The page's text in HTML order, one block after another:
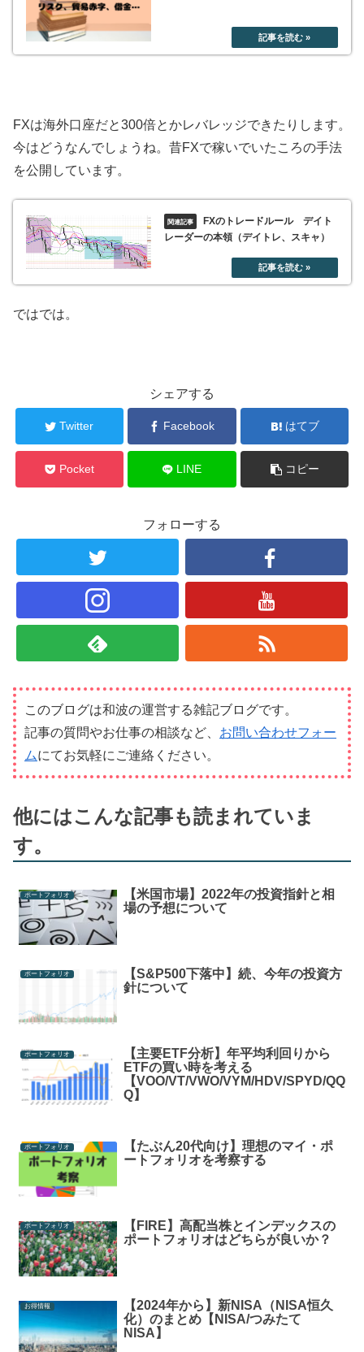
FXは海外口座だと300倍とかレバレッジできたりします。
今はどうなんでしょうね。昔FXで稼いでいたころの手法
を公開しています。
FXのトレードルール デイト
レーダーの本領（デイトレ、スキャ）
ではでは。
シェアする
Twitter Facebook はてブ
Pocket LINE コピー
フォローする
このブログは和波の運営する雑記ブログです。
記事の質問やお仕事の相談など、 お問い合わせフォー
ムにてお気軽にご連絡ください。
他にはこんな記事も読まれていま
す。
ポートフォリオ
【米国市場】2022年の投資指針と相
場の予想について
ポートフォリオ
【S&P500下落中】続、今年の投資方
針について
ポートフォリオ
【主要ETF分析】年平均利回りから
ETFの買い時を考える
【VOO/VT/VWO/VYM/HDV/SPYD/QQ
Q】
ポートフォリオ
【たぶん20代向け】理想のマイ・ポ
ートフォリオを考察する
ポートフォリオ
【FIRE】高配当株とインデックスの
ポートフォリオはどちらが良いか？
お得情報
【2024年から】新NISA（NISA恒久
化）のまとめ【NISA/つみたて
NISA】